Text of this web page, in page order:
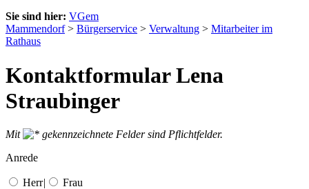
Sie sind hier: VGem
Mammendorf> Bürgerservice > Verwaltung > Mitarbeiter im
Rathaus
Kontaktformular Lena
Straubinger
Mit
gekennzeichnete Felder sind Pflichtfelder.
Anrede
Herr| Frau